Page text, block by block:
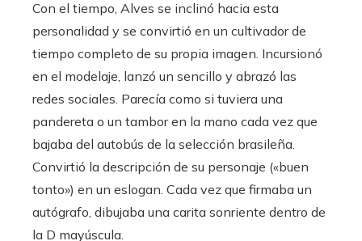
Con el tiempo, Alves se inclinó hacia esta
personalidad y se convirtió en un cultivador de
tiempo completo de su propia imagen. Incursionó
en el modelaje, lanzó un sencillo y abrazó las
redes sociales. Parecía como si tuviera una
pandereta o un tambor en la mano cada vez que
bajaba del autobús de la selección brasileña.
Convirtió la descripción de su personaje («buen
tonto») en un eslogan. Cada vez que firmaba un
autógrafo, dibujaba una carita sonriente dentro de
la D mayúscula.